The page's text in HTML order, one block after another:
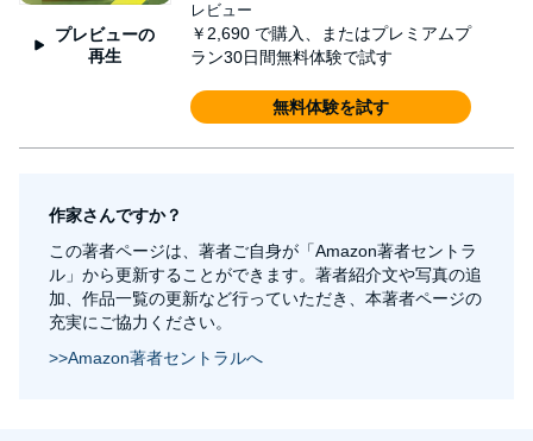
プレビューの
再生
レビュー
￥2,690 で購入、またはプレミアムプ
ラン30日間無料体験で試す
無料体験を試す
作家さんですか？
この著者ページは、著者ご自身が「Amazon著者セントラ
ル」から更新することができます。著者紹介文や写真の追
加、作品一覧の更新など行っていただき、本著者ページの
充実にご協力ください。
>>Amazon著者セントラルへ